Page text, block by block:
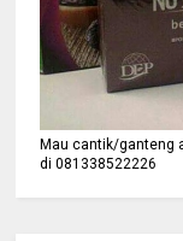
Mau cantik/ganteng
di 081338522226